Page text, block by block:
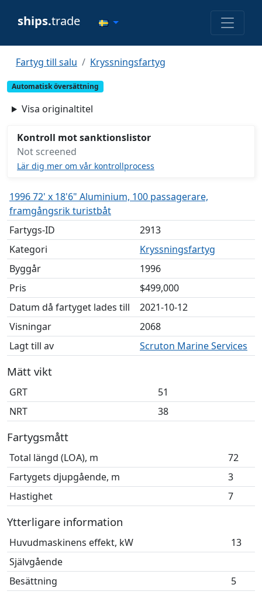
ships.trade
Fartyg till salu Kryssningsfartyg
Automatisk översättning
Visa originaltitel
Kontroll mot sanktionslistor
Not screened
Lär dig mer om vår kontrollprocess
1996 72' x 18'6" Aluminium, 100 passagerare,
framgångsrik turistbåt
Fartygs-ID
2913
Kategori
Kryssningsfartyg
Byggår
1996
Pris
$499,000
Datum då fartyget lades till
2021-10-12
Visningar
2068
Lagt till av
Scruton Marine Services
Mätt vikt
GRT
51
NRT
38
Fartygsmått
Total längd (LOA), m
72
Fartygets djupgående, m
3
Hastighet
7
Ytterligare information
Huvudmaskinens effekt, kW
13
Självgående
Besättning
5